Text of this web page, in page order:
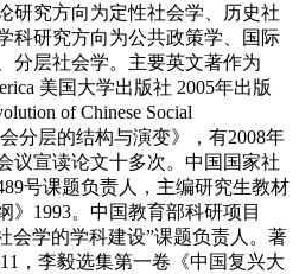
研究方向为定性社会学、历史社
科研究方向为公共政策学、国际
分层社会学。主要英文著作为
美国大学出版社 2005年出版
of Chinese Social
分层的结构与演变》，有2008年
议宣读论文十多次。中国国家社
号课题负责人，主编研究生教材
》1993。中国教育部科研项目
会学的学科建设”课题负责人。著
，李毅选集第一卷《中国复兴大